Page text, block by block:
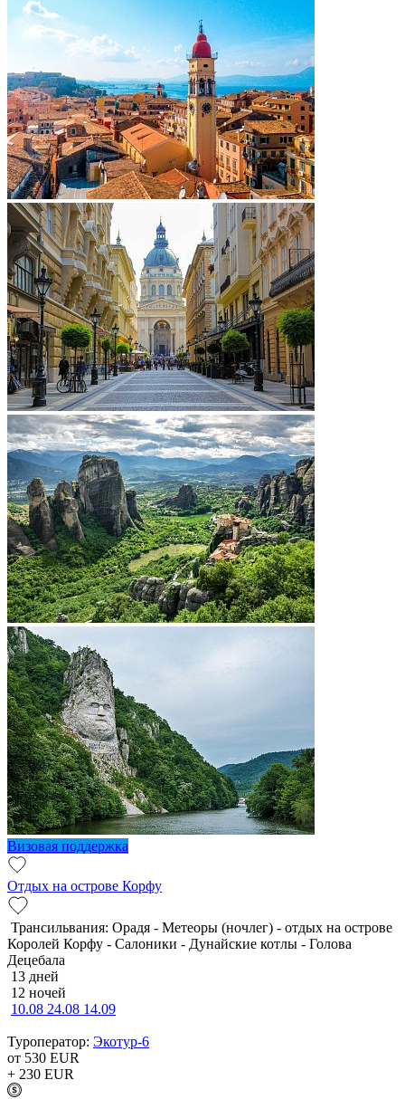
Визовая поддержка
Отдых на острове Корфу
Трансильвания: Орадя - Метеоры (ночлег) - отдых на острове
Королей Корфу - Салоники - Дунайские котлы - Голова
Децебала
13 дней
12 ночей
10.08 24.08 14.09
Туроператор: Экотур-6
от 530 EUR
+ 230 EUR